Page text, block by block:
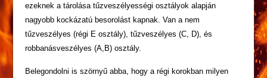
ezeknek a tárolása tűzveszélyességi osztályok alapján
nagyobb kockázatú besorolást kapnak. Van a nem
tűzveszélyes (régi E osztály), tűzveszélyes (C, D), és
robbanásveszélyes (A,B) osztály.
Belegondolni is szörnyű abba, hogy a régi korokban milyen